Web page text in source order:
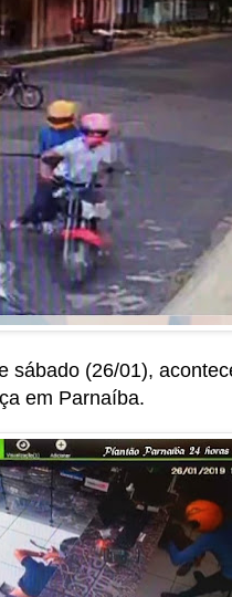
sábado (26/01),
em Parnaíba.